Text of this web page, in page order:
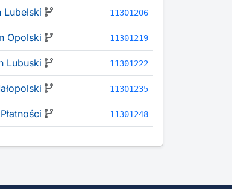
11301206
Lubelski
11301219
Opolski
11301222
Lubuski
11301235
11301248